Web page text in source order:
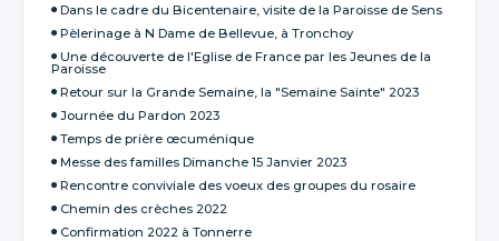
Dans le cadre du Bicentenaire, visite de la Paroisse de Sens
Pèlerinage à N Dame de Bellevue, à Tronchoy
Une découverte de l'Eglise de France par les Jeunes de la
Paroisse
Retour sur la Grande Semaine, la "Semaine Sainte" 2023
Journée du Pardon 2023
Temps de prière œcuménique
Messe des familles Dimanche 15 Janvier 2023
Rencontre conviviale des voeux des groupes du rosaire
Chemin des crèches 2022
Confirmation 2022 à Tonnerre